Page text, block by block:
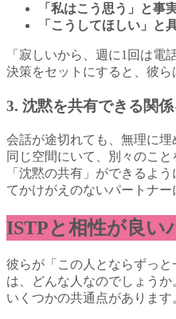
「私はこう思う」と事
「こうしてほしい」と
「寂しいから、週に1回は電
決策をセットにすると、彼ら
3. 沈黙を共有できる関
会話が途切れても、無理に埋
同じ空間にいて、別々のこ
「沈黙の共有」ができるよ
てかけがえのないパートナー
ISTPと相性が良い
彼らが「この人とならずっ
は、どんな人なのでしょうか
いくつかの共通点があります